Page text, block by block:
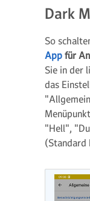
Dark
So
App für
Sie in der
das
"Hell",
(Standard